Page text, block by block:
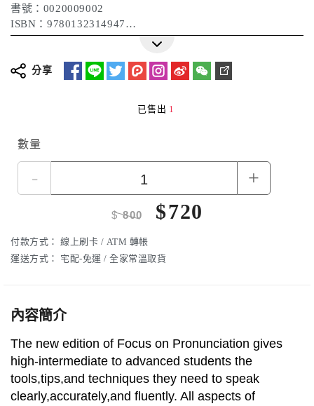
書號：0020009002
ISBN：9780132314947
作者：Linda Lane
分享
已售出 1
數量
- +
$800 $720
付款方式： 線上刷卡 / ATM 轉帳
運送方式：
宅配-免運 / 全家常溫取貨
內容簡介
The new edition of Focus on Pronunciation gives
high-intermediate to advanced students the
tools,tips,and techniques they need to speak
clearly,accurately,and fluently. All aspects of